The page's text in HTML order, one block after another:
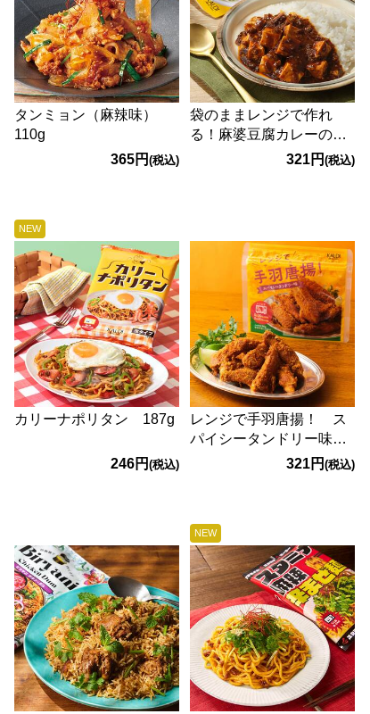
タンミョン（麻辣味）
110g
365円(税込)
袋のままレンジで作れ
る！麻婆豆腐カレーの
321円 (税込)
NEW
カリーナポリタン 187g
246円(税込)
レンジで手羽唐揚！ ス
パイシータンドリー味
321円 (税込)
NEW